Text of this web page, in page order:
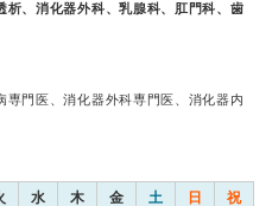
、消化器外科、乳腺科、肛門科、歯
門医、消化器外科専門医、消化器内
水 木 金 土 日 祝